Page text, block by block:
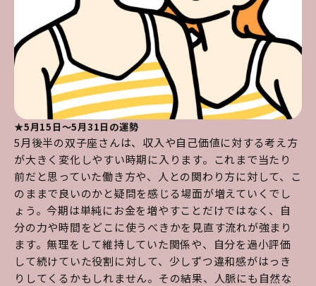
★5月15日～5月31日の運勢
5月後半の双子座さんは、収入や自己価値に対する考え方
が大きく変化しやすい時期に入ります。これまで当たり
前だと思っていた働き方や、人との関わり方に対して、こ
のままで良いのかと疑問を感じる場面が増えていくでし
ょう。今期は単純にお金を増やすことだけではなく、自
分の力や時間をどこに使うべきかを見直す流れが強まり
ます。無理をして維持していた関係や、自分を過小評価
して続けていた役割に対して、少しずつ違和感がはっき
りしてくるかもしれません。その結果、人脈にも自然な